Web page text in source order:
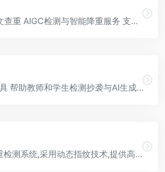
PaperYY,专业提供免费论文查重 AIGC检测与智能降重服务 支持识别ChatGPT等AI生成内容
Turnitin,领先的学术诚信工具 帮助教师和学生检测抄袭与AI生成内容 提升写作质量
PaperPass,专业的论文查重检测系统,采用动态指纹技术,提供高效准确的论文查重和降重服务